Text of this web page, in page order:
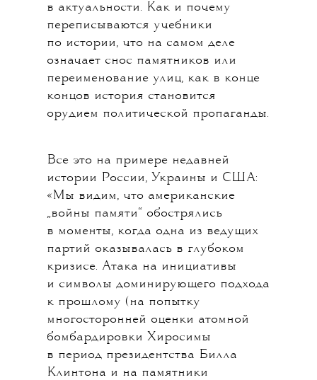
в актуальности. Как и почему
переписываются учебники
по истории, что на самом деле
означает снос памятников или
переименование улиц, как в конце
концов история становится
орудием политической пропаганды.
Все это на примере недавней
истории России, Украины и США:
«Мы видим, что американские
„войны памяти“ обострялись
в моменты, когда одна из ведущих
партий оказывалась в глубоком
кризисе. Атака на инициативы
и символы доминирующего подхода
к прошлому (на попытку
многосторонней оценки атомной
бомбардировки Хиросимы
в период президентства Билла
Клинтона и на памятники